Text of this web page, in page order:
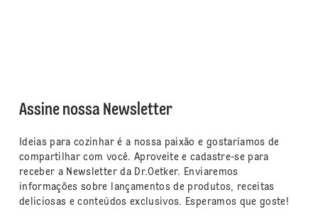
Assine nossa Newsletter
Ideias para cozinhar é a nossa paixão e gostaríamos de
compartilhar com você. Aproveite e cadastre-se para
receber a Newsletter da Dr.Oetker. Enviaremos
informações sobre lançamentos de produtos, receitas
deliciosas e conteúdos exclusivos. Esperamos que goste!